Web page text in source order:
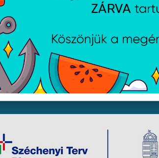
figyelmét, hogy a honlapunkon